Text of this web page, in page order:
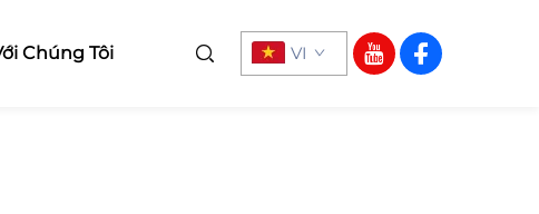
Chúng Tôi VI